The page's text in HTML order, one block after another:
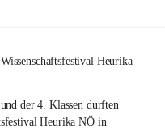
Heurika
der 4. Klassen durften
Heurika NÖ in